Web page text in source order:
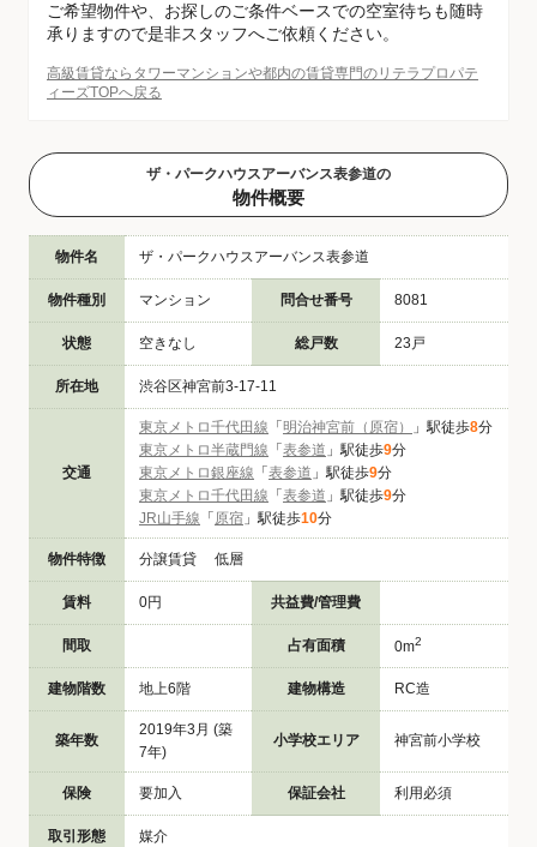
ご希望物件や、お探しのご条件ベースでの空室待ちも随時
承りますので是非スタッフへご依頼ください。
高級賃貸ならタワーマンションや都内の賃貸専門のリテラプロパテ
ィーズTOPへ戻る
ザ・パークハウスアーバンス表参道の
物件概要
物件名 ザ・パークハウスアーバンス表参道
物件種別 マンション 問合せ番号 8081
状態 空きなし 総戸数 23戸
所在地 渋谷区神宮前3-17-11
交通
東京メトロ千代田線 「 明治神宮前（原宿） 」駅徒歩8分
東京メトロ半蔵門線 「 表参道 」駅徒歩9分
東京メトロ銀座線 「 表参道 」駅徒歩9分
東京メトロ千代田線 「 表参道 」駅徒歩9分
JR山手線 「 原宿 」駅徒歩10分
物件特徴 分譲賃貸 低層
賃料 0円 共益費/管理費
間取 占有面積 0m2
建物階数 地上6階 建物構造 RC造
築年数
2019年3月 (築
7年)
小学校エリア 神宮前小学校
保険 要加入 保証会社 利用必須
取引形態 媒介